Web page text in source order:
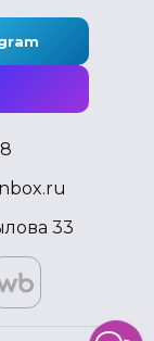
33